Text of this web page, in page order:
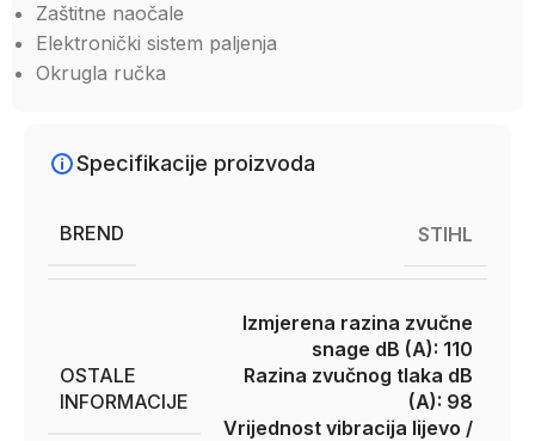
Zaštitne naočale
Elektronički sistem paljenja
Okrugla ručka
Specifikacije proizvoda
BREND STIHL
OSTALE
INFORMACIJE
Izmjerena razina zvučne
snage dB (A): 110
Razina zvučnog tlaka dB
(A): 98
Vrijednost vibracija lijevo /